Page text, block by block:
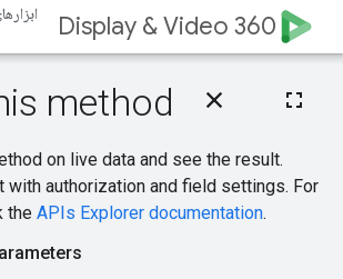
Display & Video 360